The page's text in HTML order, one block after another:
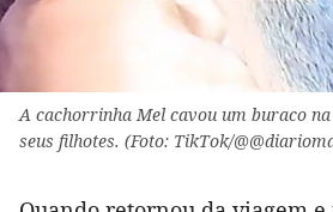
A cachorrinha Mel cavou um buraco
seus filhotes. (Foto: TikTok/